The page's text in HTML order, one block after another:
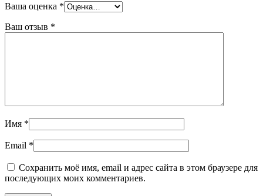
Ваша оценка *
Ваш отзыв *
Имя *
Email *
Сохранить моё имя, email и адрес сайта в этом браузере для
последующих моих комментариев.